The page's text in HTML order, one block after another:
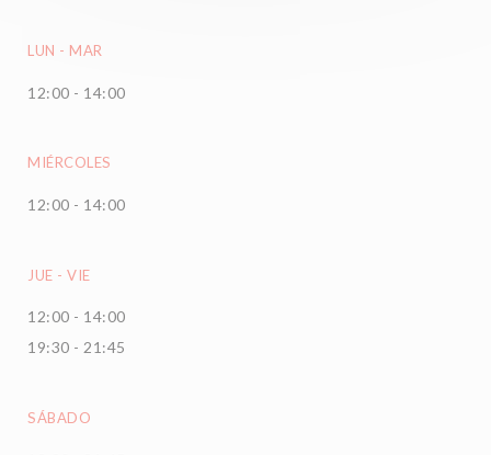
LUN - MAR
12:00 - 14:00
MIÉRCOLES
12:00 - 14:00
JUE - VIE
12:00 - 14:00
19:30 - 21:45
SÁBADO